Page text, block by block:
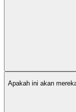
Apakah ini akan